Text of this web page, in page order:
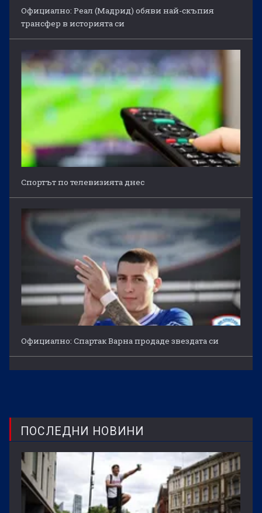
Официално: Реал (Мадрид) обяви най-скъпия
трансфер в историята си
Спортът по телевизията днес
Официално: Спартак Варна продаде звездата си
ПОСЛЕДНИ НОВИНИ